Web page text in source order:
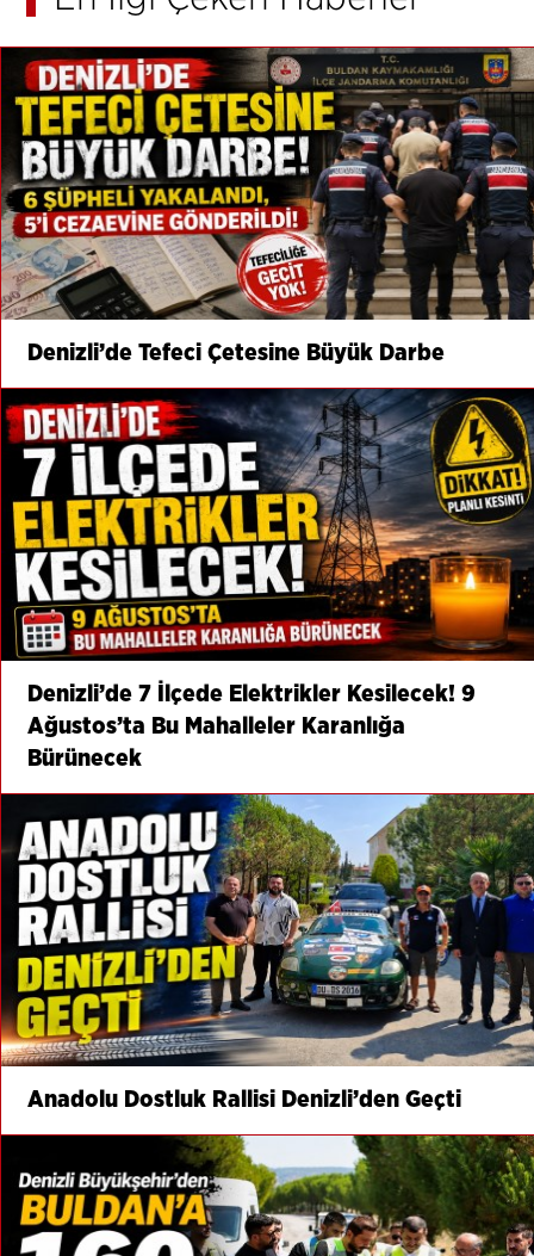
Denizli’de Tefeci Çetesine Büyük Darbe
Denizli’de 7 İlçede Elektrikler Kesilecek! 9
Ağustos’ta Bu Mahalleler Karanlığa
Bürünecek
Anadolu Dostluk Rallisi Denizli’den Geçti